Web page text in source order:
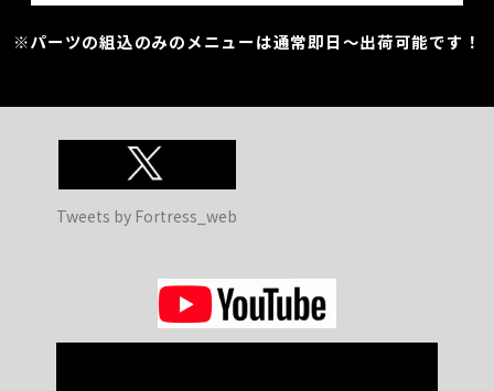
※パーツの組込のみのメニューは通常即日～出荷可能です！
Tweets by Fortress_web